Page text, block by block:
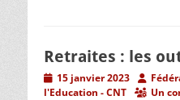
Retraites : les
Posted
on
15 janvier 2023 Author
l'Education - CNT
Un